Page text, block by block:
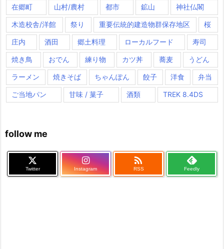
在郷町 山村/農村 都市 鉱山 神社仏閣
木造校舎/洋館 祭り 重要伝統的建造物群保存地区 桜
庄内 酒田 郷土料理 ローカルフード 寿司
焼き鳥 おでん 練り物 カツ丼 蕎麦 うどん
ラーメン 焼きそば ちゃんぽん 餃子 洋食 弁当
ご当地パン 甘味 / 菓子 酒類 TREK 8.4DS
follow me
Twitter Instagram

RSS Feedly